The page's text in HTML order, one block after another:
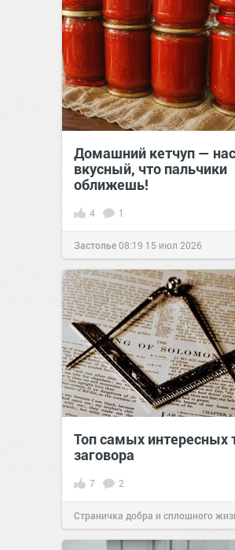
Домашний кетчуп —
вкусный, что пальчики
оближешь!
4 1
Застолье08:19 15 июл 2026
Топ самых интересных
заговора
7 2
Страничка добра и сплошного
позитива!05:2117 июл 2026